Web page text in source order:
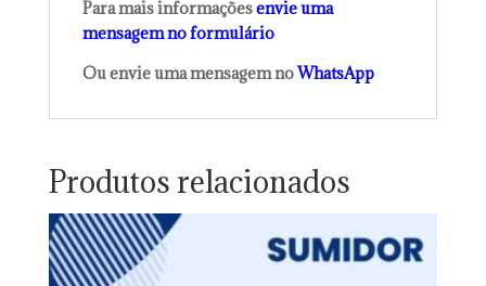
Para mais informaçõesenvie uma
mensagem no formulário
Ou envie uma mensagem noWhatsApp
Produtos relacionados